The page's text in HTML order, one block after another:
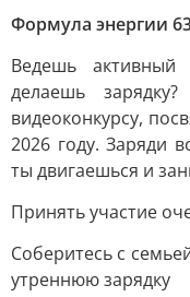
Формула энергии
Ведешь
делаешь
видеоконкурсу,
2026 году. Заряди
ты двигаешься и
Принять участие
Соберитесь с
утреннюю зарядку